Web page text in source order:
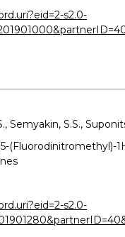
s2.0-
Semyakin, S.S.,
s2.0-